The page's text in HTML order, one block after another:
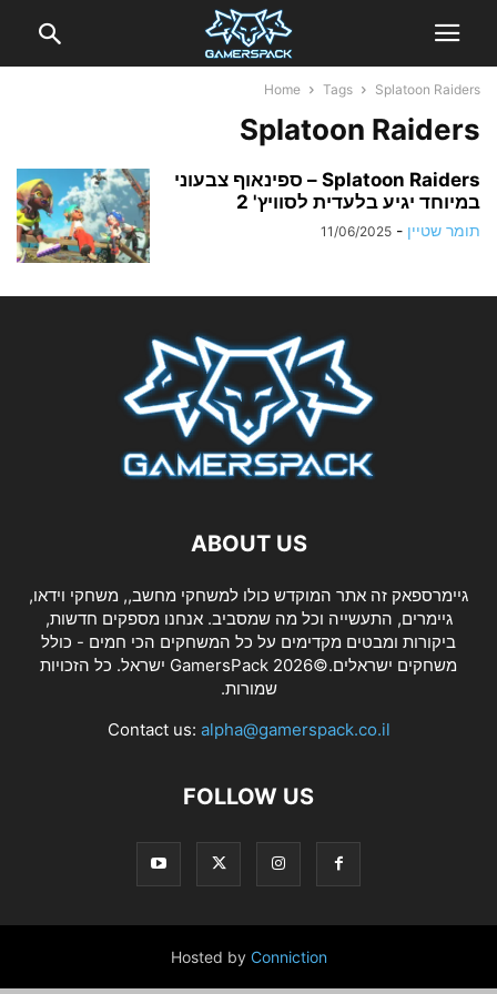
Home Tags Splatoon Raiders
Splatoon Raiders
Splatoon Raiders – ספינאוף צבעוני
במיוחד יגיע בלעדית לסוויץ' 2
תומר שטיין -
11/06/2025
ABOUT US
גיימרספאק זה אתר המוקדש כולו למשחקי מחשב,, משחקי וידאו,
גיימרים, התעשייה וכל מה שמסביב. אנחנו מספקים חדשות,
ביקורות ומבטים מקדימים על כל המשחקים הכי חמים - כולל
משחקים ישראלים.©2026 GamersPack ישראל. כל הזכויות
שמורות.
Contact us: alpha@gamerspack.co.il
FOLLOW US
Hosted by Conniction